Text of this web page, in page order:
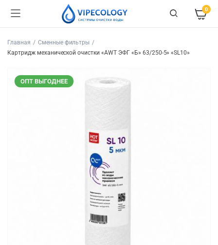
0
Главная
Сменные фильтры
Картридж механической очистки «AWT ЭФГ «Б» 63/250-5» «SL10»
ОПТ ВЫГОДНЕЕ